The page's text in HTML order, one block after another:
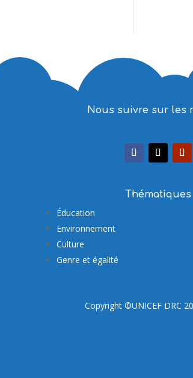
Nous suivre sur les
Thématiques
Éducation
Environnement
Culture
Genre et égalité
Copyright ©UNICEF DRC